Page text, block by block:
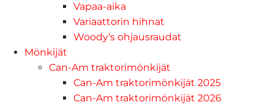
Vapaa-aika
Variaattorin hihnat
Woody's ohjausraudat
Mönkijät
Can-Am traktorimönkijät
Can-Am traktorimönkijät 2025
Can-Am traktorimönkijät 2026